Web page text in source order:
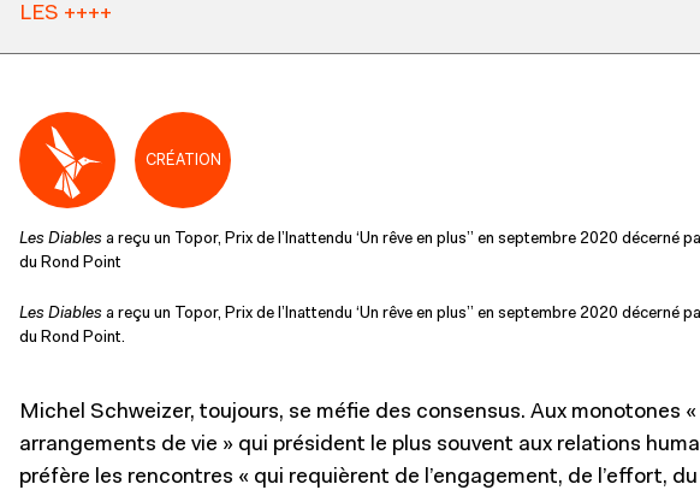
LES ++++
CRÉATION
Les Diables a reçu un Topor, Prix de l’Inattendu ‘Un rêve en plus” en septembre 2020 décerné
du Rond Point
Les Diables a reçu un Topor, Prix de l’Inattendu ‘Un rêve en plus” en septembre 2020 décerné
du Rond Point.
Michel Schweizer, toujours, se méfie des consensus. Aux monotones
arrangements de vie » qui président le plus souvent aux relations
préfère les rencontres « qui requièrent de l’engagement, de l’effort,